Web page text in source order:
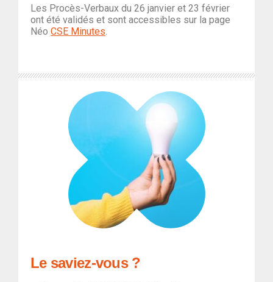
Les Procès-Verbaux du 26 janvier et 23 février
ont été validés et sont accessibles sur la page
Néo CSE Minutes.
Le saviez-vous ?